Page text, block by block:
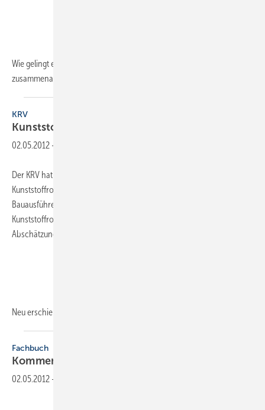
Wie gelingt es, dass ein Team entspannt und effektiv
zusammenarbeitet? Anhand einer fiktiven Geschichte aus
KRV
Kunststoffrohr-Systeme sicher
02.05.2012 -
Der KRV hat fünf Einbauanleitungen für erdverlegte
Kunststoffrohrsysteme neu aufgelegt. Sie liefern sowohl dem
Bauausführenden Informationen zum Umgang mit
Kunststoffrohrsystemen als auch dem Bauherren eine Hilfestellung zur
Abschätzung der Einbauqualität.
Neu erschienen ist
Fachbuch
Kommentar zur
02.05.2012 -